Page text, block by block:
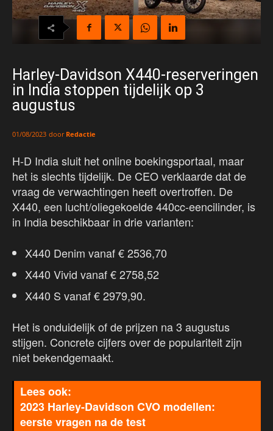
Harley-Davidson X440-reserveringen
in India stoppen tijdelijk op 3
augustus
01/08/2023 door Redactie
H-D India sluit het online boekingsportaal, maar
het is slechts tijdelijk. De CEO verklaarde dat de
vraag de verwachtingen heeft overtroffen. De
X440, een lucht/oliegekoelde 440cc-eencilinder, is
in India beschikbaar in drie varianten:
X440 Denim vanaf € 2536,70
X440 Vivid vanaf € 2758,52
X440 S vanaf € 2979,90.
Het is onduidelijk of de prijzen na 3 augustus
stijgen. Concrete cijfers over de populariteit zijn
niet bekendgemaakt.
2023 Harley-Davidson CVO modellen:
eerste vragen na de test